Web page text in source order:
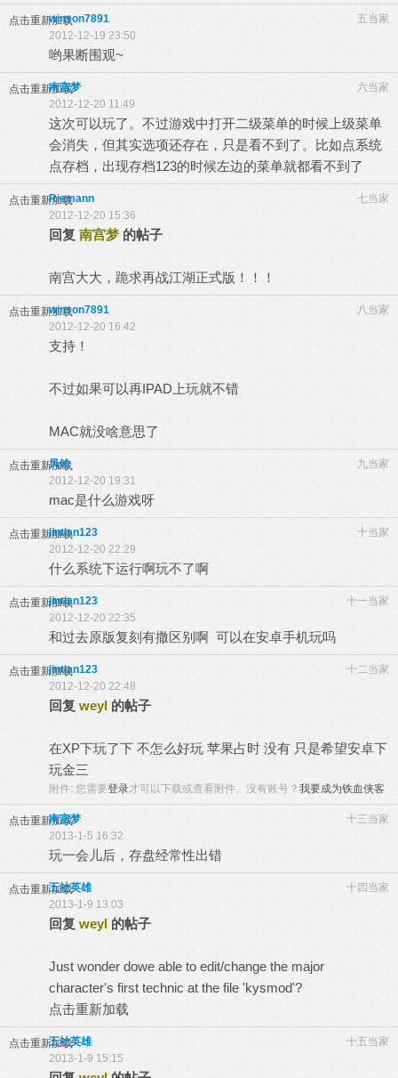
点击重新加载 五当家
winson7891
2012-12-19 23:50
哟果断围观~
点击重新加载 六当家
南宫梦
2012-12-20 11:49
这次可以玩了。不过游戏中打开二级菜单的时候上级菜单
会消失，但其实选项还存在，只是看不到了。比如点系统
点存档，出现存档123的时候左边的菜单就都看不到了
点击重新加载 七当家
Riemann
2012-12-20 15:36
回复 南宫梦的帖子
南宫大大，跪求再战江湖正式版！！！
点击重新加载 八当家
winson7891
2012-12-20 16:42
支持！
不过如果可以再IPAD上玩就不错
MAC就没啥意思了
点击重新加载 九当家
风铃
2012-12-20 19:31
mac是什么游戏呀
点击重新加载 十当家
jintian123
2012-12-20 22:29
什么系统下运行啊玩不了啊
点击重新加载 十一当家
jintian123
2012-12-20 22:35
和过去原版复刻有撒区别啊 可以在安卓手机玩吗
点击重新加载 十二当家
jintian123
2012-12-20 22:48
回复 weyl 的帖子
在XP下玩了下 不怎么好玩 苹果占时 没有 只是希望安卓下
玩金三
附件: 您需要登录才可以下载或查看附件。没有账号？ 我要成为铁血侠客
点击重新加载 十三当家
南宫梦
2013-1-5 16:32
玩一会儿后，存盘经常性出错
点击重新加载 十四当家
五社英雄
2013-1-9 13:03
回复 weyl 的帖子
Just wonder dowe able to edit/change the major
character's first technic at the file 'kysmod'?
点击重新加载
点击重新加载 十五当家
五社英雄
2013-1-9 15:15